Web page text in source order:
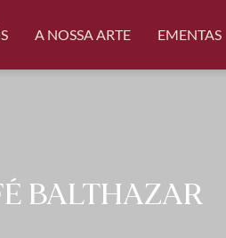
A NOSSA ARTE EMENTAS
BALTHAZAR